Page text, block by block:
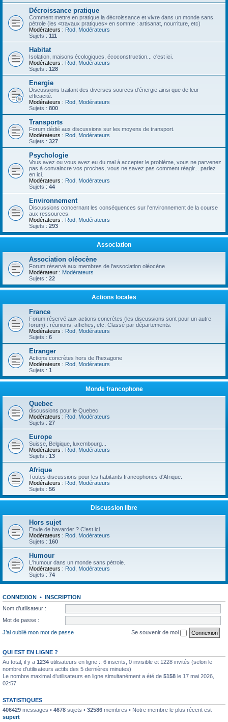
Décroissance pratique
Comment mettre en pratique la décroissance et vivre dans un monde sans
pétrole (les «travaux pratiques» en somme : artisanat, nourriture, etc)
Modérateurs : Rod Modérateurs
Sujets : 111
Habitat
Isolation, maisons écologiques, écoconstruction... c'est ici.
Modérateurs : Rod Modérateurs
Sujets : 128
Energie
Discussions traitant des diverses sources d'énergie ainsi que de leur
efficacité.
Modérateurs : Rod Modérateurs
Sujets : 800
Transports
Forum dédié aux discussions sur les moyens de transport.
Modérateurs : Rod Modérateurs
Sujets : 327
Psychologie
Vous avez ou vous avez eu du mal à accepter le problème, vous ne parvenez
pas à convaincre vos proches, vous ne savez pas comment réagir... parlez
en ici.
Modérateurs : Rod Modérateurs
Sujets : 44
Environnement
Discussions concernant les conséquences sur l'environnement de la course
aux ressources.
Modérateurs : Rod Modérateurs
Sujets : 293
Association
Association oléocène
Forum réservé aux membres de l'association oléocène
Modérateur : Modérateurs
Sujets : 22
Actions locales
France
Forum réservé aux actions concrètes (les discussions sont pour un autre
forum) : réunions, affiches, etc. Classé par départements.
Modérateurs : Rod Modérateurs
Sujets : 6
Etranger
Actions concrètes hors de l'hexagone
Modérateurs : Rod Modérateurs
Sujets : 1
Monde francophone
Quebec
discussions pour le Quebec.
Modérateurs : Rod Modérateurs
Sujets : 27
Europe
Suisse, Belgique, luxembourg...
Modérateurs : Rod Modérateurs
Sujets : 13
Afrique
Toutes discussions pour les habitants francophones d'Afrique.
Modérateurs : Rod Modérateurs
Sujets : 56
Discussion libre
Hors sujet
Envie de bavarder ? C'est ici.
Modérateurs : Rod Modérateurs
Sujets : 160
Humour
L'humour dans un monde sans pétrole.
Modérateurs : Rod Modérateurs
Sujets : 74
CONNEXION • INSCRIPTION
Nom d’utilisateur :
Mot de passe :
J’ai oublié mon mot de passe
Se souvenir de moi
QUI EST EN LIGNE ?
Au total, il y a 1234 utilisateurs en ligne :: 6 inscrits, 0 invisible et 1228 invités (selon le
nombre d’utilisateurs actifs des 5 dernières minutes)
Le nombre maximal d’utilisateurs en ligne simultanément a été de 5158 le 17 mai 2026,
02:57
STATISTIQUES
406429 messages • 4678 sujets • 32586 membres • Notre membre le plus récent est
supert